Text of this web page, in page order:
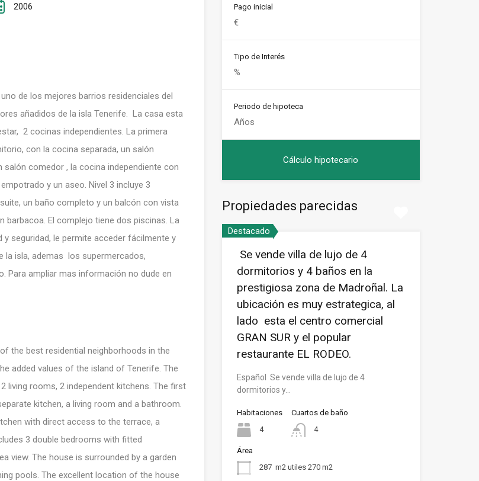
2006
de los mejores barrios residenciales del
añadidos de la isla Tenerife. La casa esta
2 cocinas independientes. La primera
con la cocina separada, un salón
comedor , la cocina independiente con
y un aseo. Nivel 3 incluye 3
un baño completo y un balcón con vista
barbacoa. El complejo tiene dos piscinas. La
seguridad, le permite acceder fácilmente y
isla, ademas los supermercados,
Para ampliar mas información no dude en
the best residential neighborhoods in the
added values ​​of the island of Tenerife. The
living rooms, 2 independent kitchens. The first
kitchen, a living room and a bathroom.
with direct access to the terrace, a
3 double bedrooms with fitted
view. The house is surrounded by a garden
pools. The excellent location of the house
Pago inicial
Tipo de Interés
Periodo de hipoteca
Propiedades parecidas
Destacado
Se vende villa de lujo de 4
dormitorios y 4 baños en la
prestigiosa zona de Madroñal. La
ubicación es muy estrategica, al
lado esta el centro comercial
GRAN SUR y el popular
restaurante EL RODEO.
Español Se vende villa de lujo de 4
dormitorios y…
Habitaciones
4
Cuartos de baño
4
Área
287 m2 utiles 270 m2